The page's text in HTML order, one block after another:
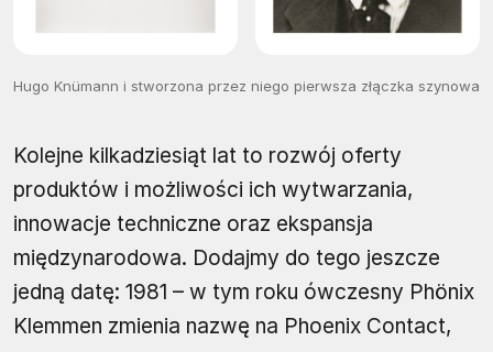
Hugo Knümann i stworzona przez niego pierwsza złączka szynowa
Kolejne kilkadziesiąt lat to rozwój oferty
produktów i możliwości ich wytwarzania,
innowacje techniczne oraz ekspansja
międzynarodowa. Dodajmy do tego jeszcze
jedną datę: 1981 – w tym roku ówczesny Phönix
Klemmen zmienia nazwę na Phoenix Contact,